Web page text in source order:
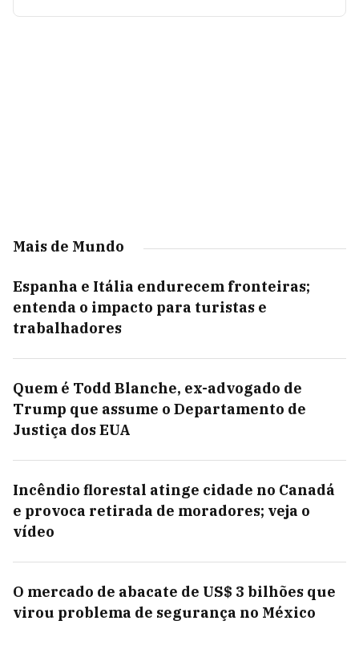
Mais de Mundo
Espanha e Itália endurecem fronteiras;
entenda o impacto para turistas e
trabalhadores
Quem é Todd Blanche, ex-advogado de
Trump que assume o Departamento de
Justiça dos EUA
Incêndio florestal atinge cidade no Canadá
e provoca retirada de moradores; veja o
vídeo
O mercado de abacate de US$ 3 bilhões que
virou problema de segurança no México